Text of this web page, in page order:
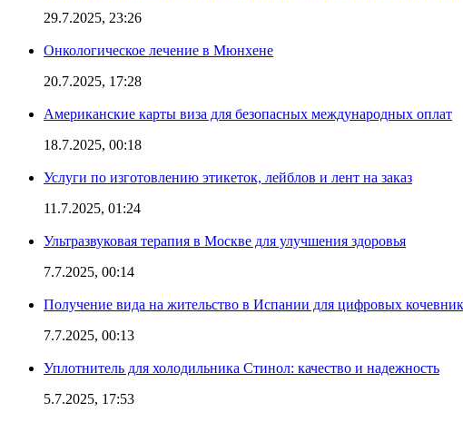
29.7.2025, 23:26
Онкологическое лечение в Мюнхене
20.7.2025, 17:28
Американские карты виза для безопасных международных оплат
18.7.2025, 00:18
Услуги по изготовлению этикеток, лейблов и лент на заказ
11.7.2025, 01:24
Ультразвуковая терапия в Москве для улучшения здоровья
7.7.2025, 00:14
Получение вида на жительство в Испании для цифровых
7.7.2025, 00:13
Уплотнитель для холодильника Стинол: качество и надежность
5.7.2025, 17:53